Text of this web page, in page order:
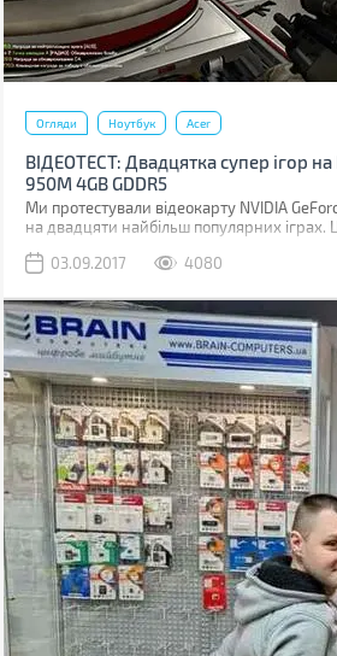
Огляди Ноутбук Acer
ВІДЕОТЕСТ: Двадцятка супер ігор на
950M 4GB GDDR5
Ми протестували відеокарту NVIDIA
на двадцяти найбільш популярних іграх.
що ж вона може за свої гроші, якщо її
03.09.2017 4080